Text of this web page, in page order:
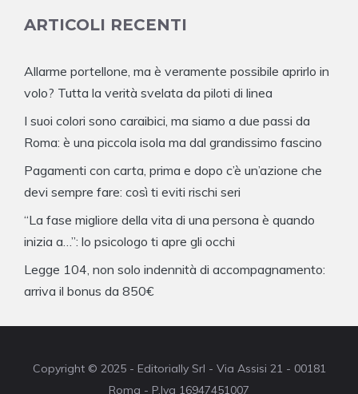
ARTICOLI RECENTI
Allarme portellone, ma è veramente possibile aprirlo in
volo? Tutta la verità svelata da piloti di linea
I suoi colori sono caraibici, ma siamo a due passi da
Roma: è una piccola isola ma dal grandissimo fascino
Pagamenti con carta, prima e dopo c’è un’azione che
devi sempre fare: così ti eviti rischi seri
“La fase migliore della vita di una persona è quando
inizia a…”: lo psicologo ti apre gli occhi
Legge 104, non solo indennità di accompagnamento:
arriva il bonus da 850€
Copyright © 2025 - Editorially Srl - Via Assisi 21 - 00181
Roma - P.Iva 16947451007